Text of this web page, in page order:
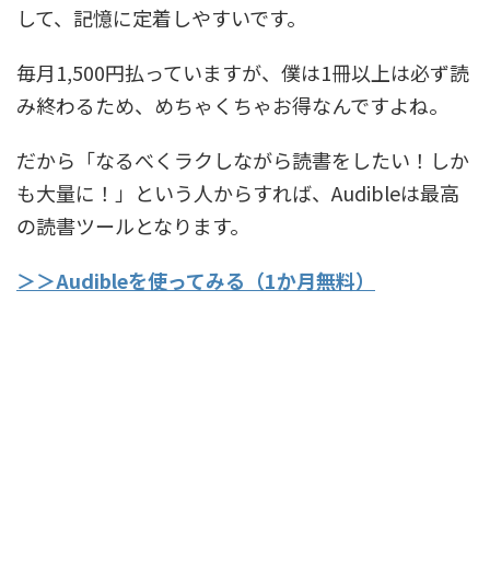
して、記憶に定着しやすいです。
毎月1,500円払っていますが、僕は1冊以上は必ず読
み終わるため、めちゃくちゃお得なんですよね。
だから「なるべくラクしながら読書をしたい！しか
も大量に！」という人からすれば、Audibleは最高
の読書ツールとなります。
＞＞Audibleを使ってみる（1か月無料）